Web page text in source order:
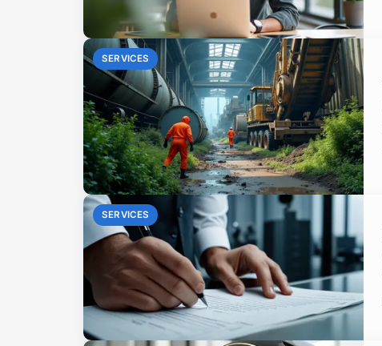
SERVICES
SERVICES